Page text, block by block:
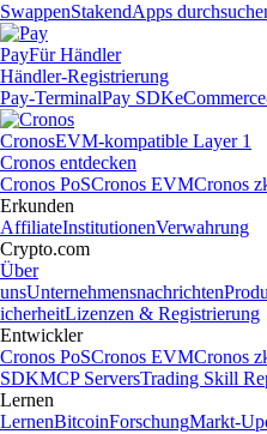
SwappenStakendApps
PayFür Händler
Händler-Registrierung
Pay-TerminalPay SDK
CronosEVM-kompatible Layer 1
Cronos entdecken
Cronos PoSCronos EVMCronos
Erkunden
AffiliateInstitutionenVerwahrung
Crypto.com
Über
unsUnternehmensnachrichten
icherheitLizenzen & Registrierung
Entwickler
Cronos PoSCronos EVMCronos
SDKMCP ServersTrading Skill
Lernen
LernenBitcoinForschungMarkt-